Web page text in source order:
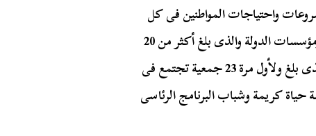
واحتياجات المواطنين فى كل
القرى المستهدفة، وذلك بمشاركة العديد من جهات ومؤسسات الدولة والذى بلغ أكثر من 20
وزارة وهيئة، بالإضافة إلى مشاركة المجتمع المدنى والذى بلغ ولأول مرة 23 جمعية تجتمع فى
كريمة وشباب البرنامج الرئاسى